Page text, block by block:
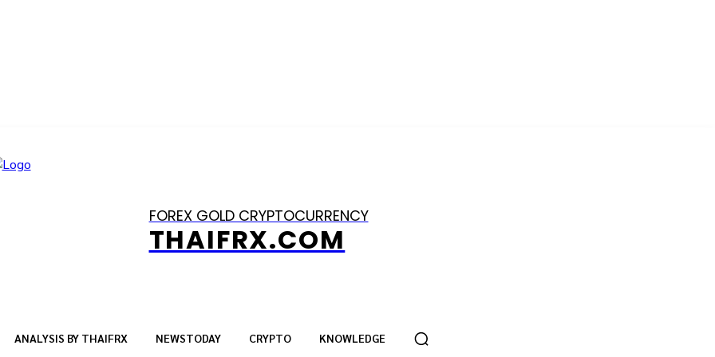
FOREX GOLD CRYPTOCURRENCY
THAIFRX.COM
ANALYSIS BY THAIFRX NEWSTODAY CRYPTO KNOWLEDGE